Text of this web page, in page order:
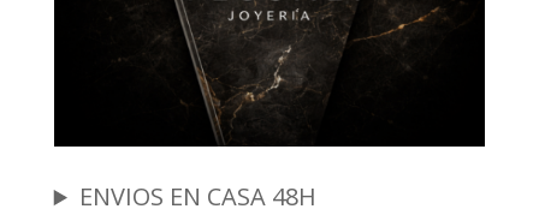
ENVIOS EN CASA 48H